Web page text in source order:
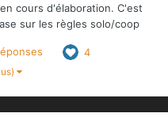
cours d'élaboration. C'est
sur les règles solo/coop
Conan/Rulebook/Con
Résu...
4